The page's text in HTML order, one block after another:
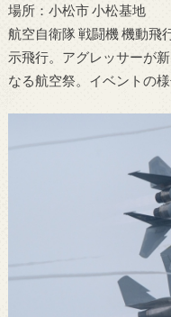
場所：小松市 小松基地
航空自衛隊 戦闘機 機動飛
示飛行。アグレッサーが
なる航空祭。イベントの